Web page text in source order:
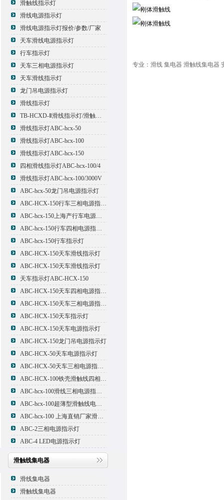
滑触线指示灯
滑线电源指示灯
滑线电源指示灯报价/参数/厂家
天车滑线电源指示灯
行车指示灯
天车三相电源指示灯
天车滑线指示灯
龙门吊电源指示灯
滑线指示灯
TB-HCXD-Ⅱ滑线指示灯/滑触线指示灯
滑线指示灯ABC-hcx-50
滑线指示灯ABC-hcx-100
滑线指示灯ABC-hcx-150
四相滑线指示灯ABC-hcx-100/4
滑线指示灯ABC-hcx-100/3000V
ABC-hcx-50龙门吊电源指示灯
ABC-HCX-150行车三相电源指示灯
ABC-hcx-150上海产行车电源指示灯
ABC-hcx-150行车四相电源指示灯
ABC-hcx-150行车指示灯
ABC-HCX-150天车滑线指示灯
ABC-HCX-150天车滑线指示灯
天车指示灯ABC-HCX-150
ABC-HCX-150天车四相电源指示灯
ABC-HCX-150天车三相电源指示灯
ABC-HCX-150天车指示灯
ABC-HCX-150天车电源指示灯
ABC-HCX-150龙门吊电源指示灯
ABC-HCX-50天车电源指示灯
ABC-HCX-50天车三相电源指示灯
ABC-HCX-100铁壳滑触线四相电源指示灯
ABC-hcx-100滑线三相电源指示灯
ABC-hcx-100超薄型滑触线电源指示灯
ABC-hcx-100 上海直销厂家滑触线指示灯
ABC-2三相电源指示灯
ABC-4 LED电源指示灯
滑触线集电器
滑线集电器
滑触线集电器
专业：滑线 集电器 滑触线集电器